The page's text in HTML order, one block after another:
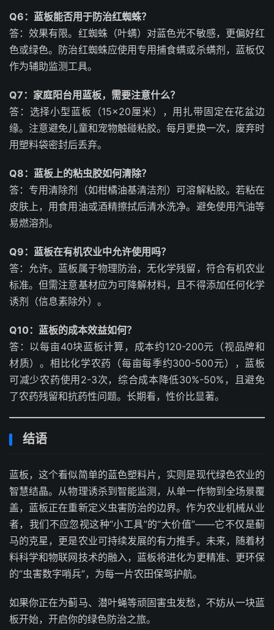
Q6：蓝板能否用于防治红蜘蛛？
答：效果有限。红蜘蛛（叶螨）对蓝色光不敏感，更偏好红
色或绿色。防治红蜘蛛应使用专用捕食螨或杀螨剂，蓝板仅
作为辅助监测工具。
Q7：家庭阳台用蓝板，需要注意什么？
答：选择小型蓝板（15×20厘米），用扎带固定在花盆边
缘。注意避免儿童和宠物触碰粘胶。每月更换一次，废弃时
用塑料袋密封后丢弃。
Q8：蓝板上的粘虫胶如何清除？
答：专用清除剂（如柑橘油基清洁剂）可溶解粘胶。若粘在
皮肤上，用食用油或酒精擦拭后清水洗净。避免使用汽油等
易燃溶剂。
Q9：蓝板在有机农业中允许使用吗？
答：允许。蓝板属于物理防治，无化学残留，符合有机农业
标准。但需注意基材应为可降解材料，且不得添加任何化学
诱剂（信息素除外）。
Q10：蓝板的成本效益如何？
答：以每亩40块蓝板计算，成本约120-200元（视品牌和
材质）。相比化学农药（每亩每季约300-500元），蓝板
可减少农药使用2-3次，综合成本降低30%-50%，且避免
了农药残留和抗药性问题。长期看，性价比显著。
结语
蓝板，这个看似简单的蓝色塑料片，实则是现代绿色农业的
智慧结晶。从物理诱杀到智能监测，从单一作物到全场景覆
盖，蓝板正在重新定义虫害防治的边界。作为农业机械从业
者，我们不应忽视这种“小工具”的“大价值”——它不仅是蓟
马的克星，更是农业可持续发展的有力推手。未来，随着材
料科学和物联网技术的融入，蓝板将进化为更精准、更环保
的“虫害数字哨兵”，为每一片农田保驾护航。
如果你正在为蓟马、潜叶蝇等顽固害虫发愁，不妨从一块蓝
板开始，开启你的绿色防治之旅。